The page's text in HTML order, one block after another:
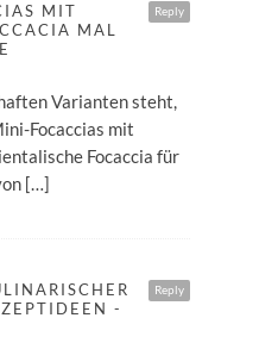
Reply
MIT
MAL
Varianten steht,
Focaccias mit
Focaccia für
[…]
Reply
-